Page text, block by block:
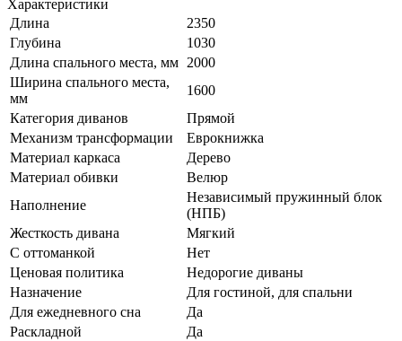
Характеристики
Длина
2350
Глубина
1030
Длина спального места, мм 2000
Ширина спального места,
мм
1600
Категория диванов
Прямой
Механизм трансформации
Еврокнижка
Материал каркаса
Дерево
Материал обивки
Велюр
Наполнение
Независимый пружинный блок
(НПБ)
Жесткость дивана
Мягкий
С оттоманкой
Нет
Ценовая политика
Недорогие диваны
Назначение
Для гостиной, для спальни
Для ежедневного сна
Да
Раскладной
Да